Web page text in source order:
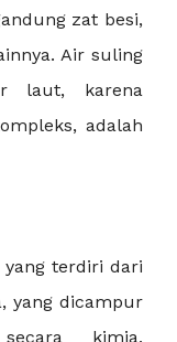
zat besi,
Air suling
laut, karena
adalah
terdiri dari
yang dicampur
kimia.